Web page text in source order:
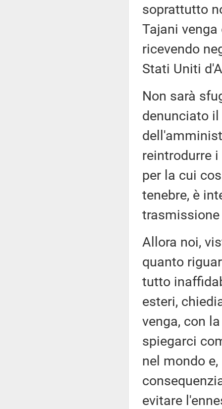
soprattutto
Tajani
ricevendo
Stati Uniti
Non sarà
denunciato il
reintrodurre
per la cui
tenebre, è
Allora noi,
quanto
tutto
esteri,
venga, con
spiegarci
nel mondo
evitare